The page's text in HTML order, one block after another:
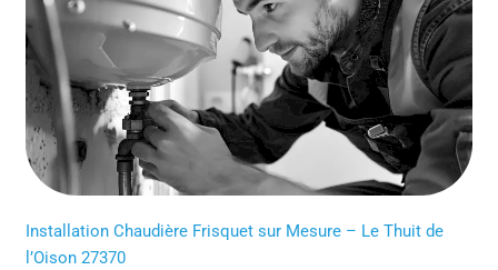
Installation Chaudière Frisquet sur Mesure – Le Thuit de
l’Oison 27370